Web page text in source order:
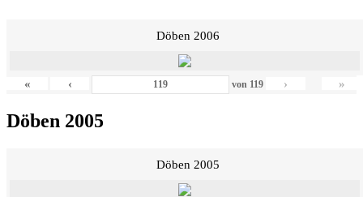
Döben 2006
« ‹ von 119 › »
Döben 2005
Döben 2005